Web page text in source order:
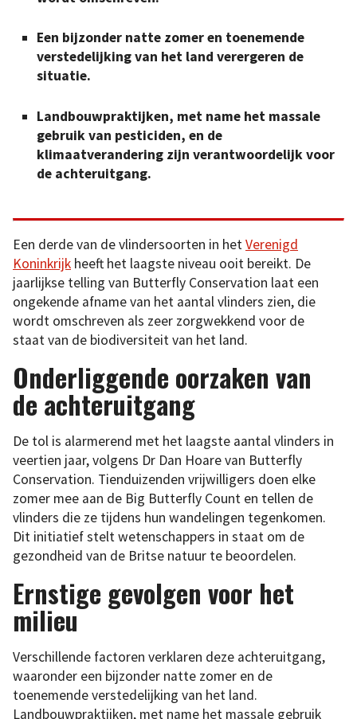
Een bijzonder natte zomer en toenemende
verstedelijking van het land verergeren de
situatie.
Landbouwpraktijken, met name het massale
gebruik van pesticiden, en de
klimaatverandering zijn verantwoordelijk voor
de achteruitgang.
Een derde van de vlindersoorten in hetVerenigd
Koninkrijk heeft het laagste niveau ooit bereikt. De
jaarlijkse telling van Butterfly Conservation laat een
ongekende afname van het aantal vlinders zien, die
wordt omschreven als zeer zorgwekkend voor de
staat van de biodiversiteit van het land.
Onderliggende oorzaken van
de achteruitgang
De tol is alarmerend met het laagste aantal vlinders in
veertien jaar, volgens Dr Dan Hoare van Butterfly
Conservation. Tienduizenden vrijwilligers doen elke
zomer mee aan de Big Butterfly Count en tellen de
vlinders die ze tijdens hun wandelingen tegenkomen.
Dit initiatief stelt wetenschappers in staat om de
gezondheid van de Britse natuur te beoordelen.
Ernstige gevolgen voor het
milieu
Verschillende factoren verklaren deze achteruitgang,
waaronder een bijzonder natte zomer en de
toenemende verstedelijking van het land.
Landbouwpraktijken, met name het massale gebruik